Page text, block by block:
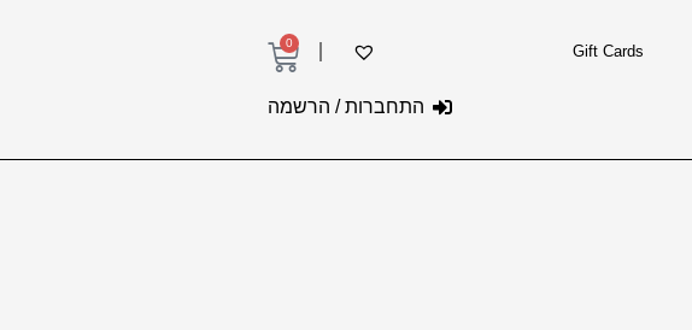
Gift Cards
התחברות / הרשמה
0
עגלת